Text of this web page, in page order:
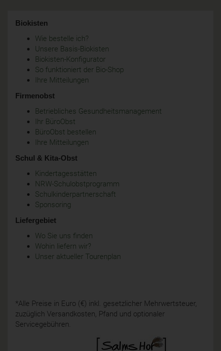
Biokisten
Wie bestelle ich?
Unsere Basis-Biokisten
Biokisten-Konfigurator
So funktioniert der Bio-Shop
Ihre Mitteilungen
Firmenobst
Betriebliches Gesundheitsmanagement
Ihr BüroObst
BüroObst bestellen
Ihre Mitteilungen
Schul & Kita-Obst
Kindertagesstätten
NRW-Schulobstprogramm
Schulkinderpartnerschaft
Sponsoring
Liefergebiet
Wo Sie uns finden
Wohin liefern wir?
Unser aktueller Tourenplan
*Alle Preise in Euro (€) inkl. gesetzlicher Mehrwertsteuer,
zuzüglich Versandkosten, Pfand und optionaler
Servicegebühren.